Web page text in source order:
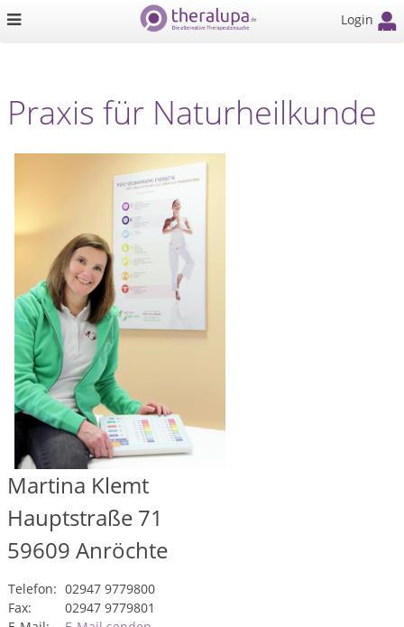
Login
Praxis für Naturheilkunde
Martina Klemt
Hauptstraße 71
59609 Anröchte
Telefon: 02947 9779800
Fax:
02947 9779801